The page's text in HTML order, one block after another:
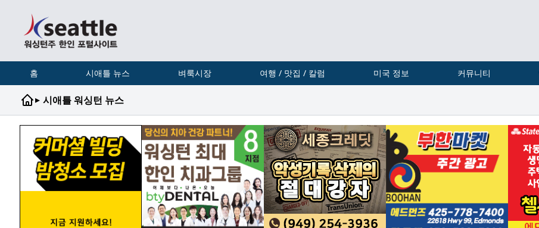
홈 시애틀 뉴스 벼룩시장 여행 / 맛집 / 칼럼 미국 정보 커뮤니티
▸ 시애틀 워싱턴 뉴스